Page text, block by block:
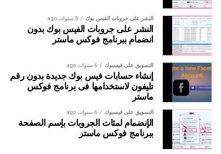
ثم نضغط على Add Source
سيظهر لنا مجموعه من المصادر
Page ويجيب اضافة Page ID وليس الرابط او
اليوزر
group ويجب اضافة Group ID وليس الرابط او
اليوزر
profile ويجب اضافة profile ID وليس الرابط او
اليوزر
النشر على جروبات الفيس بوك 5 سنوات ago
النشر على جروبات الفيس بوك بدون
انضمام ببرنامج فوكس ماستر
التسويق على فيسبوك 6 سنوات ago
إنشاء حسابات فيس بوك جديدة بدون رقم
تليفون لاستخدامها فى برنامج فوكس
ماستر
التسويق على فيسبوك 6 سنوات ago
الإنضمام لمئات الجروبات بإسم الصفحة
ببرنامج فوكس ماستر